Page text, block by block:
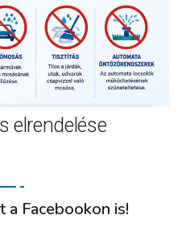
elrendelése
a Facebookon is!